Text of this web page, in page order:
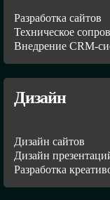
Разработка сайтов
Техническое
Внедрение CRM-
Дизайн
Дизайн сайтов
Дизайн
Разработка